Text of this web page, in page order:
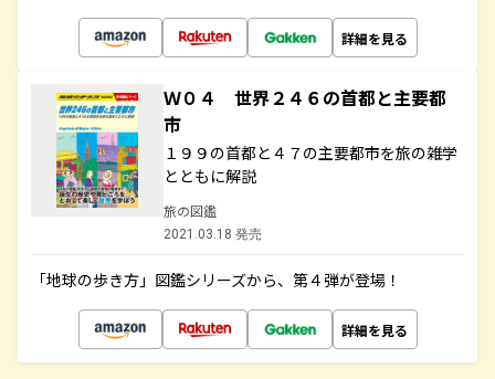
詳細を見る
Ｗ０４ 世界２４６の首都と主要都
市
１９９の首都と４７の主要都市を旅の雑学
とともに解説
旅の図鑑
2021.03.18 発売
「地球の歩き方」図鑑シリーズから、第４弾が登場！
詳細を見る